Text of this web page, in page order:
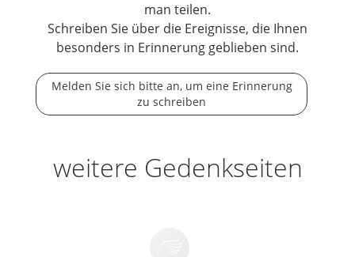
man teilen.
Schreiben Sie über die Ereignisse, die Ihnen
besonders in Erinnerung geblieben sind.
Melden Sie sich bitte an, um eine Erinnerung
zu schreiben
weitere Gedenkseiten